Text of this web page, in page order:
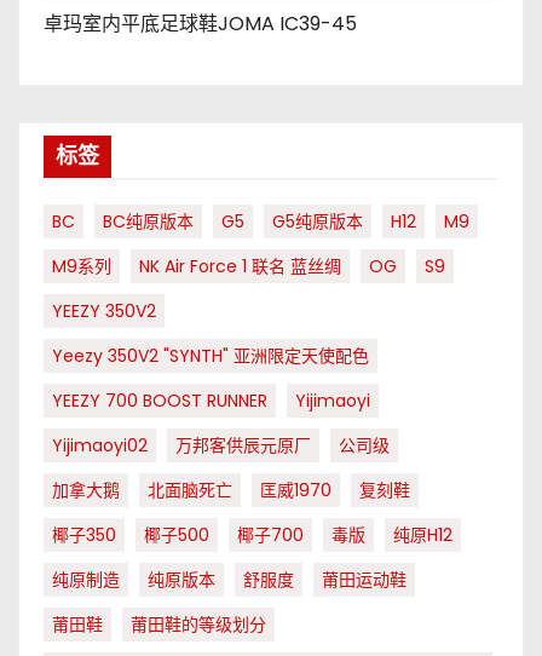
卓玛室内平底足球鞋JOMA IC39-45
标签
BC BC纯原版本 G5 G5纯原版本 H12
M9
M9系列
NK Air Force 1 联名 蓝丝绸 OG
S9
YEEZY 350V2
Yeezy 350V2 "SYNTH" 亚洲限定天使配色
YEEZY 700 BOOST RUNNER
Yijimaoyi
Yijimaoyi02
万邦客供辰元原厂
公司级
加拿大鹅
北面脑死亡 匡威1970
复刻鞋
椰子350
椰子500 椰子700 毒版
纯原H12
纯原制造
纯原版本 舒服度
莆田运动鞋
莆田鞋
莆田鞋的等级划分